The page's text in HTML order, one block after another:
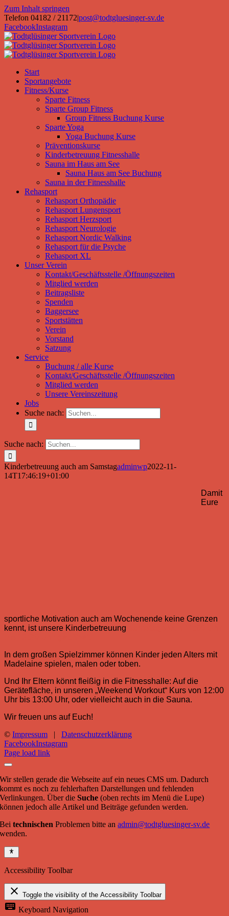
Zum Inhalt springen
Telefon 04182 / 21172|post@todtgluesinger-sv.de
FacebookInstagram
Start
Sportangebote
Fitness/Kurse
Sparte Fitness
Sparte Group Fitness
Group Fitness Buchung Kurse
Sparte Yoga
Yoga Buchung Kurse
Präventionskurse
Kinderbetreuung Fitnesshalle
Sauna im Haus am See
Sauna Haus am See Buchung
Sauna in der Fitnesshalle
Rehasport
Rehasport Orthopädie
Rehasport Lungensport
Rehasport Herzsport
Rehasport Neurologie
Rehasport Nordic Walking
Rehasport für die Psyche
Rehasport XL
Unser Verein
Kontakt/Geschäftsstelle /Öffnungszeiten
Mitglied werden
Beitragsliste
Spenden
Baggersee
Sportstätten
Verein
Vorstand
Satzung
Service
Buchung / alle Kurse
Kontakt/Geschäftsstelle /Öffnungszeiten
Mitglied werden
Unsere Vereinszeitung
Jobs
Suche nach:
Suche nach:
Kinderbetreuung auch am Samstagadminwp2022-11-
14T17:46:19+01:00
Damit
Eure
sportliche Motivation auch am Wochenende keine Grenzen
kennt, ist unsere Kinderbetreuung
In dem großen Spielzimmer können Kinder jeden Alters mit
Madelaine spielen, malen oder toben.
Und Ihr Eltern könnt fleißig in die Fitnesshalle: Auf die
Gerätefläche, in unseren „Weekend Workout“ Kurs von 12:00
Uhr bis 13:00 Uhr, oder vielleicht auch in die Sauna.
Wir freuen uns auf Euch!
© Impressum | Datenschutzerklärung
FacebookInstagram
Page load link
Wir stellen gerade die Webseite auf ein neues CMS um. Dadurch
kommt es noch zu fehlerhaften Darstellungen und fehlenden
Verlinkungen. Über dieSuche (oben rechts im Menü die Lupe)
können jedoch alle Artikel und Beiträge gefunden werden.
Beitechnischen Problemen bitte anadmin@todtgluesinger-sv.de
wenden.
Accessibility Toolbar
close Toggle the visibility of the Accessibility Toolbar
keyboard Keyboard Navigation